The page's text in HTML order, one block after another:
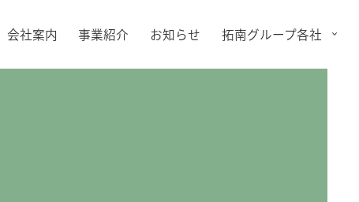
会社案内 事業紹介 お知らせ 拓南グループ各社